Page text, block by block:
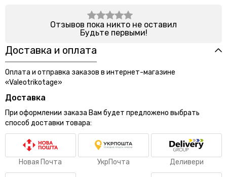
Отзывов пока никто не оставил
Будьте первыми!
Доставка и оплата
Оплата и отправка заказов в интернет-магазине
«Valeotrikotage»
Доставка
При оформлении заказа Вам будет предложено выбрать
способ доставки товара:
Новая Почта УкрПочта Деливери